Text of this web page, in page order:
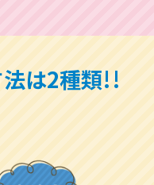
は2種類!!